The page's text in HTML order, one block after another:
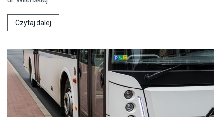
Czytaj dalej